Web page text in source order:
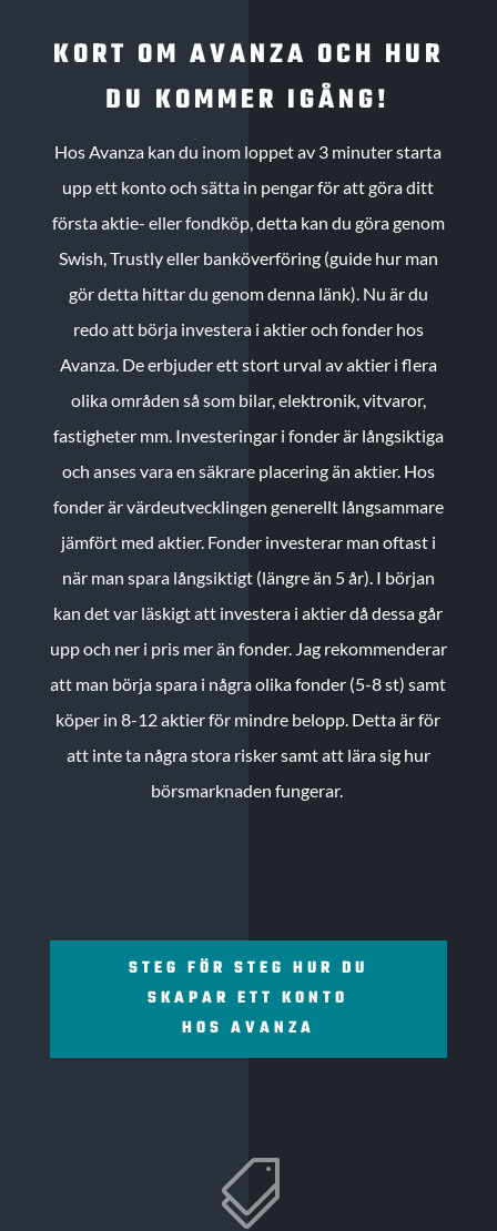
KORT OM AVANZA OCH HUR
DU KOMMER IGÅNG!
Hos Avanza kan du inom loppet av 3 minuter starta
upp ett konto och sätta in pengar för att göra ditt
första aktie- eller fondköp, detta kan du göra genom
Swish, Trustly eller banköverföring (guide hur man
gör detta hittar du genom denna länk). Nu är du
redo att börja investera i aktier och fonder hos
Avanza. De erbjuder ett stort urval av aktier i flera
olika områden så som bilar, elektronik, vitvaror,
fastigheter mm. Investeringar i fonder är långsiktiga
och anses vara en säkrare placering än aktier. Hos
fonder är värdeutvecklingen generellt långsammare
jämfört med aktier. Fonder investerar man oftast i
när man spara långsiktigt (längre än 5 år). I början
kan det var läskigt att investera i aktier då dessa går
upp och ner i pris mer än fonder. Jag rekommenderar
att man börja spara i några olika fonder (5-8 st) samt
köper in 8-12 aktier för mindre belopp. Detta är för
att inte ta några stora risker samt att lära sig hur
börsmarknaden fungerar.
STEG FÖR STEG HUR DU
SKAPAR ETT KONTO
HOS AVANZA
